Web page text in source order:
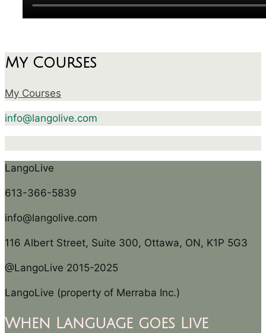
My Courses
My Courses
info@langolive.com
LangoLive
613-366-5839
info@langolive.com
116 Albert Street, Suite 300, Ottawa, ON, K1P 5G3
@LangoLive 2015-2025
LangoLive (property of Merraba Inc.)
When Language goes Live